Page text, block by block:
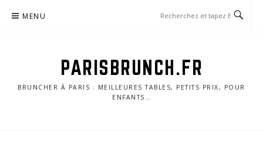
MENU
PARISBRUNCH.FR
BRUNCHER À PARIS : MEILLEURES TABLES, PETITS PRIX, POUR
ENFANTS…